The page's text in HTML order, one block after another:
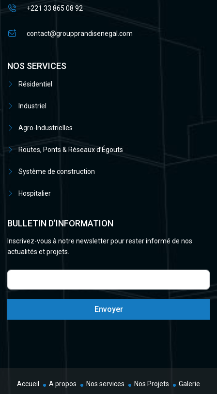
+221 33 865 08 92
contact@groupprandisenegal.com
NOS SERVICES
Résidentiel
Industriel
Agro-Industrielles
Routes, Ponts & Réseaux d’Égouts
Système de construction
Hospitalier
BULLETIN D’INFORMATION
Inscrivez-vous à notre newsletter pour rester informé de nos
actualités et projets.
Envoyer
Accueil A propos Nos services Nos Projets Galerie